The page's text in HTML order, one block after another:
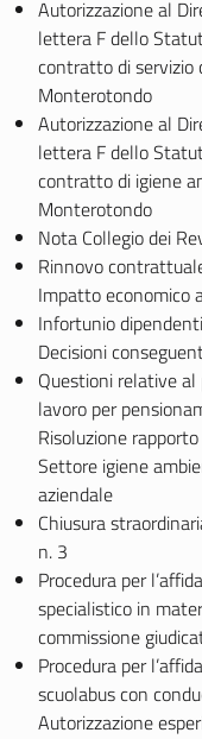
Autorizzazione al
lettera F dello
contratto di servizio
Monterotondo
Autorizzazione al
lettera F dello
contratto di igiene
Monterotondo
Nota Collegio dei
Rinnovo
Impatto
Infortunio
Decisioni
Questioni relative al
lavoro per
Risoluzione
Settore igiene
aziendale
Chiusura
n. 3
Procedura per
specialistico in
commissione
Procedura per
scuolabus con
Autorizzazione